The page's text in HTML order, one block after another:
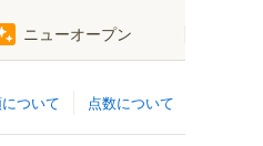
ニューオープン
点数について
ついて